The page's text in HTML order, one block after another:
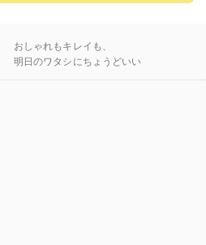
おしゃれもキレイも、
明日のワタシにちょうどいい